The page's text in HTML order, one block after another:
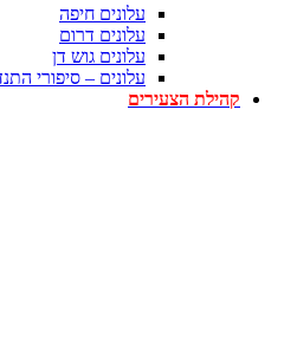
עלונים חיפה
עלונים דרום
עלונים גוש דן
עלונים – סיפורי
קהילת הצעירים